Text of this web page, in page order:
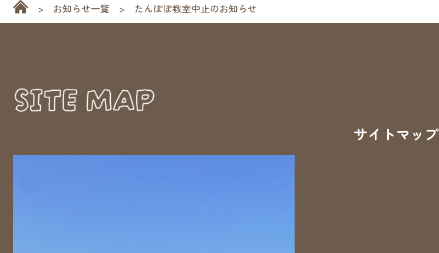
お知らせ一覧 たんぽぽ教室中止のお知らせ
サイトマップ